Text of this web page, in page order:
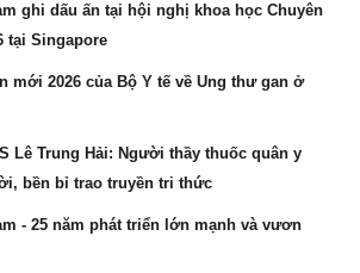
ghi dấu ấn tại hội nghị khoa học Chuyên
tại Singapore
mới 2026 của Bộ Y tế về Ung thư gan ở
Lê Trung Hải: Người thầy thuốc quân y
bền bỉ trao truyền tri thức
- 25 năm phát triển lớn mạnh và vươn